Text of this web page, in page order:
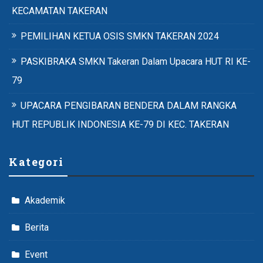
KECAMATAN TAKERAN
PEMILIHAN KETUA OSIS SMKN TAKERAN 2024
PASKIBRAKA SMKN Takeran Dalam Upacara HUT RI KE-
79
UPACARA PENGIBARAN BENDERA DALAM RANGKA
HUT REPUBLIK INDONESIA KE-79 DI KEC. TAKERAN
Kategori
Akademik
Berita
Event